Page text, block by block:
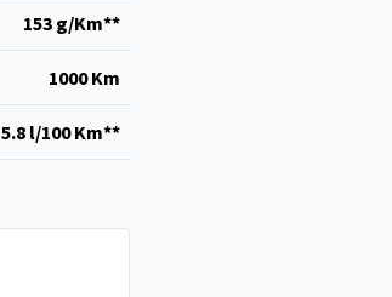
153 g/Km**
1000 Km
5.8 l/100 Km**